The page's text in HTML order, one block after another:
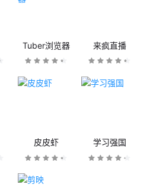
Tuber浏览器 来疯直播
皮皮虾 学习强国